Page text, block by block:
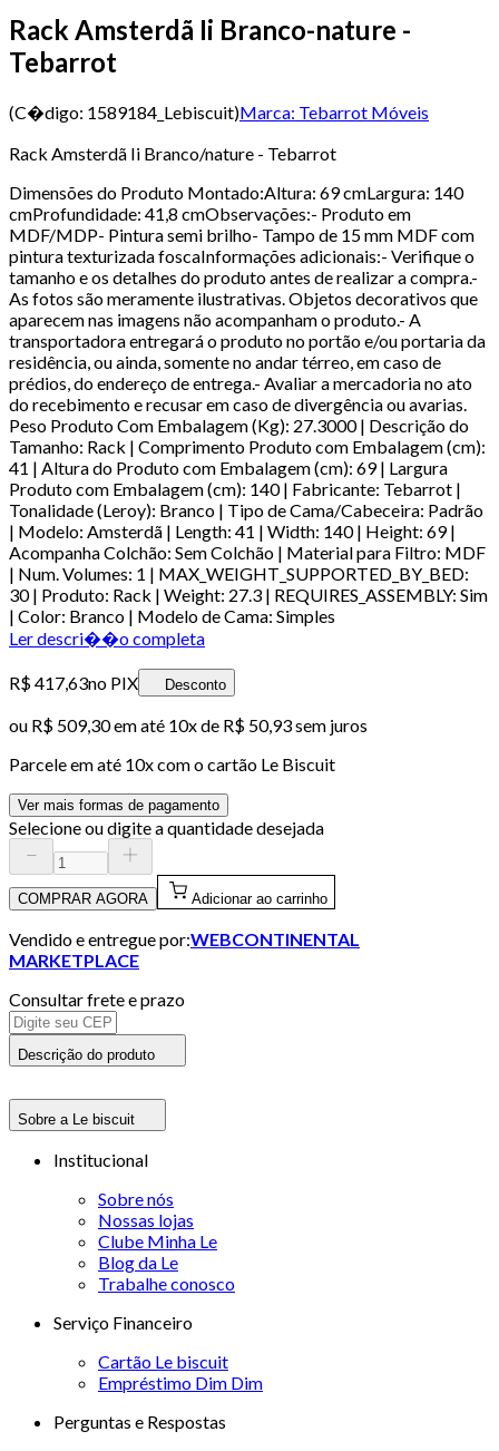
Rack Amsterdã Ii Branco-nature -
Tebarrot
(C�digo: 1589184_Lebiscuit)Marca: Tebarrot Móveis
Rack Amsterdã Ii Branco/nature - Tebarrot
Dimensões do Produto Montado:Altura: 69 cmLargura: 140
cmProfundidade: 41,8 cmObservações:- Produto em
MDF/MDP- Pintura semi brilho- Tampo de 15 mm MDF com
pintura texturizada foscaInformações adicionais:- Verifique o
tamanho e os detalhes do produto antes de realizar a compra.-
As fotos são meramente ilustrativas. Objetos decorativos que
aparecem nas imagens não acompanham o produto.- A
transportadora entregará o produto no portão e/ou portaria da
residência, ou ainda, somente no andar térreo, em caso de
prédios, do endereço de entrega.- Avaliar a mercadoria no ato
do recebimento e recusar em caso de divergência ou avarias.
Peso Produto Com Embalagem (Kg): 27.3000 | Descrição do
Tamanho: Rack | Comprimento Produto com Embalagem (cm):
41 | Altura do Produto com Embalagem (cm): 69 | Largura
Produto com Embalagem (cm): 140 | Fabricante: Tebarrot |
Tonalidade (Leroy): Branco | Tipo de Cama/Cabeceira: Padrão
| Modelo: Amsterdã | Length: 41 | Width: 140 | Height: 69 |
Acompanha Colchão: Sem Colchão | Material para Filtro: MDF
| Num. Volumes: 1 | MAX_WEIGHT_SUPPORTED_BY_BED:
30 | Produto: Rack | Weight: 27.3 | REQUIRES_ASSEMBLY: Sim
| Color: Branco | Modelo de Cama: Simples
Ler descri��o completa
R$ 417,63no PIX Desconto
ou R$ 509,30em até 10x de R$ 50,93 sem juros
Parcele em até 10x com o cartão Le Biscuit
Ver mais formas de pagamento
Selecione ou digite a quantidade desejada
COMPRAR AGORA Adicionar ao carrinho
Vendido e entregue por:WEBCONTINENTAL
MARKETPLACE
Consultar frete e prazo
Descrição do produto
Sobre a Le biscuit
Institucional
Sobre nós
Nossas lojas
Clube Minha Le
Blog da Le
Trabalhe conosco
Serviço Financeiro
Cartão Le biscuit
Empréstimo Dim Dim
Perguntas e Respostas